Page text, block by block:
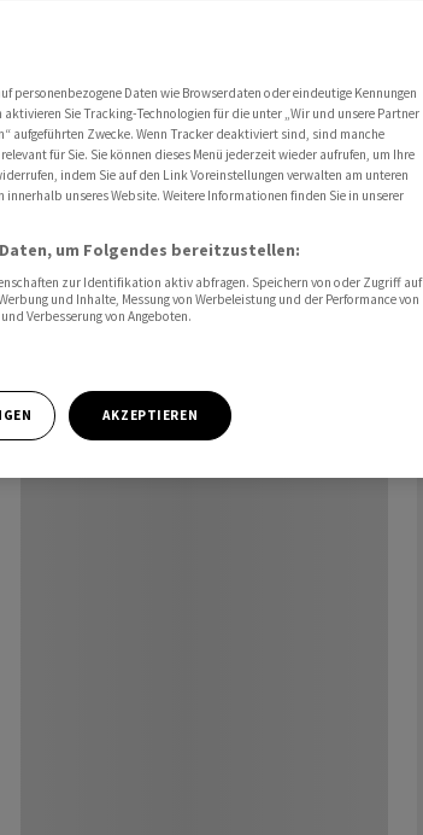
personenbezogene Daten wie Browserdaten oder eindeutige Kennungen
Sie Tracking-Technologien für die unter „Wir und unsere Partner
aufgeführten Zwecke. Wenn Tracker deaktiviert sind, sind manche
für Sie. Sie können dieses Menü jederzeit wieder aufrufen, um Ihre
indem Sie auf den Link Voreinstellungen verwalten am unteren
innerhalb unseres Website. Weitere Informationen finden Sie in unserer
um Folgendes bereitzustellen:
zur Identifikation aktiv abfragen. Speichern von oder Zugriff auf
und Inhalte, Messung von Werbeleistung und der Performance von
Verbesserung von Angeboten.
AKZEPTIEREN